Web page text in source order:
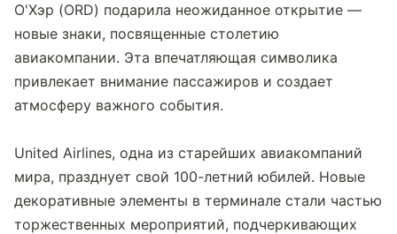
О'Хэр (ORD) подарила неожиданное открытие —
новые знаки, посвященные столетию
авиакомпании. Эта впечатляющая символика
привлекает внимание пассажиров и создает
атмосферу важного события.
United Airlines, одна из старейших авиакомпаний
мира, празднует свой 100-летний юбилей. Новые
декоративные элементы в терминале стали частью
торжественных мероприятий, подчеркивающих